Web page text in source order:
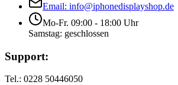
Email: info@iphonedisplayshop.de
Mo-Fr. 09:00 - 18:00 Uhr
Samstag: geschlossen
Support:
Tel.: 0228 50446050